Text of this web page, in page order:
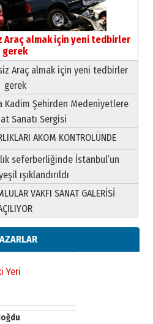
Araç almak için yeni tedbirler
gerek
Araç almak için yeni tedbirler
gerek
Kadim Şehirden Medeniyetlere
Sanatı Sergisi
AKOM KONTROLÜNDE
seferberliğinde İstanbul’un
ışıklandırıldı
VAKFI SANAT GALERİSİ
Yeri
KIZI
Sebahattin Şirin’e
Yeri